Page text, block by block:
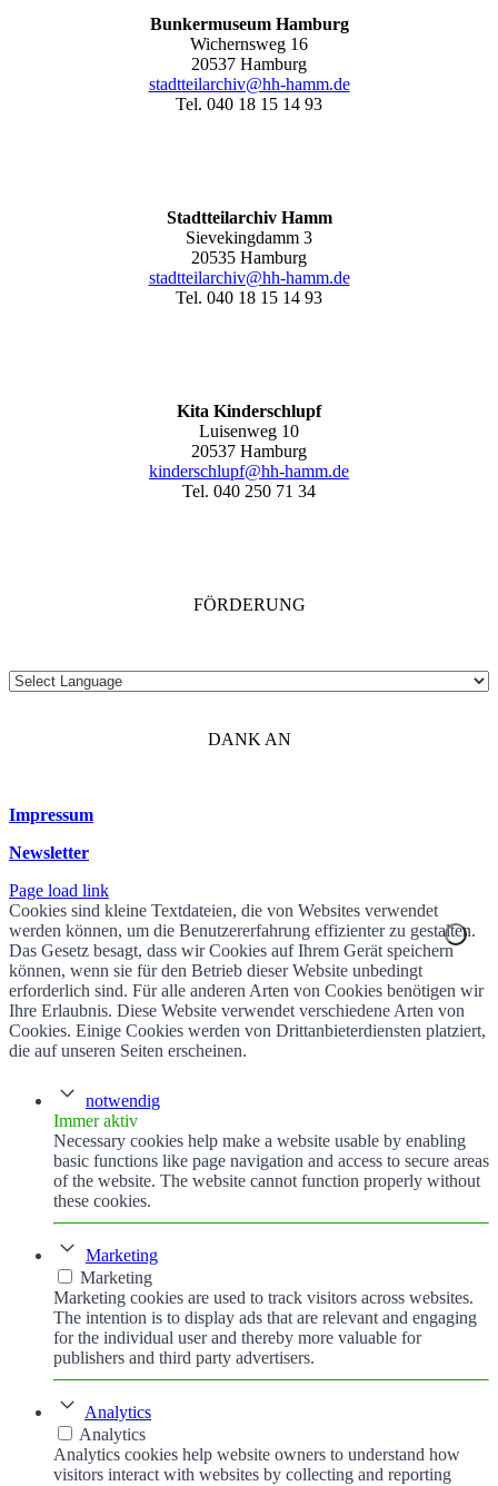
Bunkermuseum Hamburg
Wichernsweg 16
20537 Hamburg
stadtteilarchiv@hh-hamm.de
Tel. 040 18 15 14 93
Stadtteilarchiv Hamm
Sievekingdamm 3
20535 Hamburg
stadtteilarchiv@hh-hamm.de
Tel. 040 18 15 14 93
Kita Kinderschlupf
Luisenweg 10
20537 Hamburg
kinderschlupf@hh-hamm.de
Tel. 040 250 71 34
FÖRDERUNG
DANK AN
Impressum
Newsletter
Page load link
Cookies sind kleine Textdateien, die von Websites verwendet
werden können, um die Benutzererfahrung effizienter zu gestalten.
Das Gesetz besagt, dass wir Cookies auf Ihrem Gerät speichern
können, wenn sie für den Betrieb dieser Website unbedingt
erforderlich sind. Für alle anderen Arten von Cookies benötigen wir
Ihre Erlaubnis. Diese Website verwendet verschiedene Arten von
Cookies. Einige Cookies werden von Drittanbieterdiensten platziert,
die auf unseren Seiten erscheinen.
notwendig
Immer aktiv
Necessary cookies help make a website usable by enabling
basic functions like page navigation and access to secure areas
of the website. The website cannot function properly without
these cookies.
Marketing
Marketing
Marketing cookies are used to track visitors across websites.
The intention is to display ads that are relevant and engaging
for the individual user and thereby more valuable for
publishers and third party advertisers.
Analytics
Analytics
Analytics cookies help website owners to understand how
visitors interact with websites by collecting and reporting